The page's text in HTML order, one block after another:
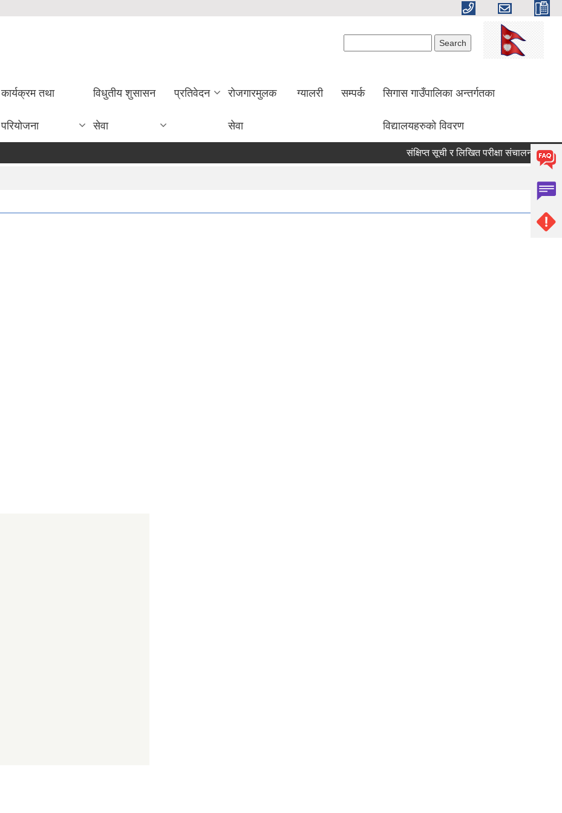
कार्यक्रम तथा
परियोजना
विधुतीय शुसासन
सेवा
प्रतिवेदन राेजगारमुलक
सेवा
ग्यालरी सम्पर्क सिगास गाउँपालिका अन्तर्गतका
विद्यालयहरुको विवरण
संक्षिप्त सूची र लिखित परीक्षा संचालन सम्बन्धी